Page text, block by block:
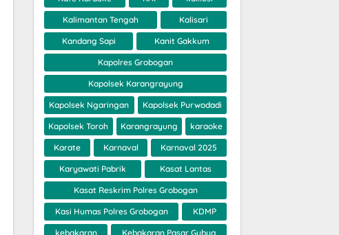
Kalimantan Tengah Kalisari
Kandang Sapi Kanit Gakkum
Kapolres Grobogan
Kapolsek Karangrayung
Kapolsek Ngaringan Kapolsek Purwodadi
Kapolsek Toroh Karangrayung karaoke
Karate Karnaval Karnaval 2025
Karyawati Pabrik Kasat Lantas
Kasat Reskrim Polres Grobogan
Kasi Humas Polres Grobogan KDMP
kebakaran Kebakaran Pasar Gubug